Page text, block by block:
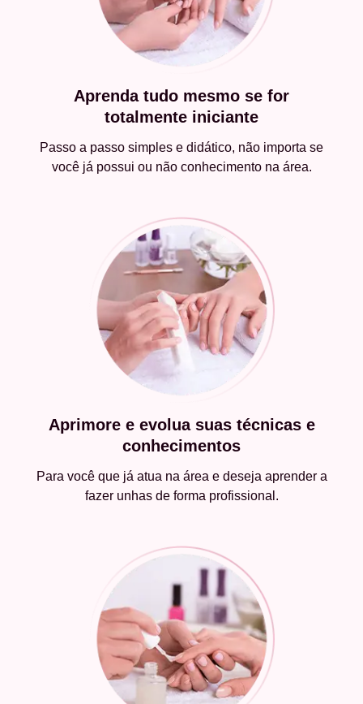
Aprenda tudo mesmo se for
totalmente iniciante
Passo a passo simples e didático, não importa se
você já possui ou não conhecimento na área.
Aprimore e evolua suas técnicas e
conhecimentos
Para você que já atua na área e deseja aprender a
fazer unhas de forma profissional.